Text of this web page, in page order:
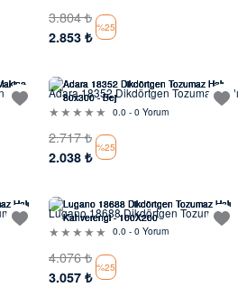
3.804₺
2.853 ₺
%25
Adara 18352 Dikdörtgen Tozumaz Halı
0.0 - 0 Yorum
2.717₺
2.038 ₺
%25
Lugano 18688 Dikdörtgen Tozumaz
Halı
0.0 - 0 Yorum
4.076₺
3.057 ₺
%25